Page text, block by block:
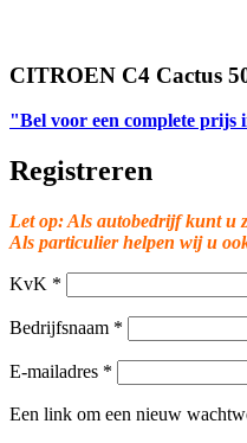
CITROEN C4 Cactus
"Bel voor een complete prijs
Registreren
Let op: Als autobedrijf kunt u
Als particulier helpen wij u
KvK *
Bedrijfsnaam *
E-mailadres *
Een link om een nieuw